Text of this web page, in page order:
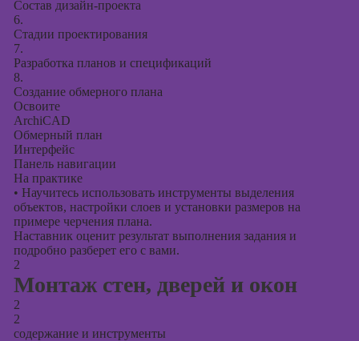
Состав дизайн-проекта
6.
Стадии проектирования
7.
Разработка планов и спецификаций
8.
Создание обмерного плана
Освоите
ArchiCAD
Обмерный план
Интерфейс
Панель навигации
На практике
• Научитесь использовать инструменты выделения
объектов, настройки слоев и установки размеров на
примере черчения плана.
Наставник оценит результат выполнения задания и
подробно разберет его с вами.
2
Монтаж стен, дверей и окон
2
2
содержание и инструменты